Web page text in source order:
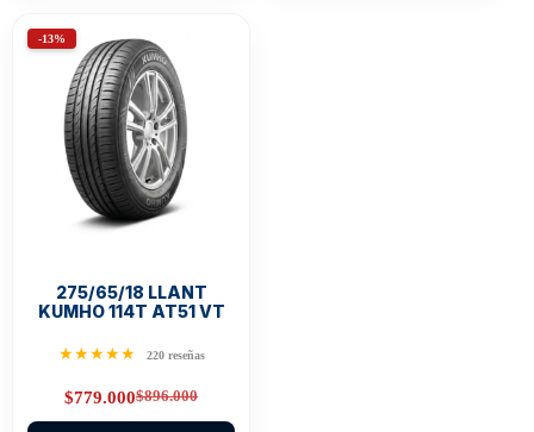
-13%
275/65/18 LLANT
KUMHO 114T AT51 VT
★★★★★ 220 reseñas
$896.000
Original
price
$779.000Current
price